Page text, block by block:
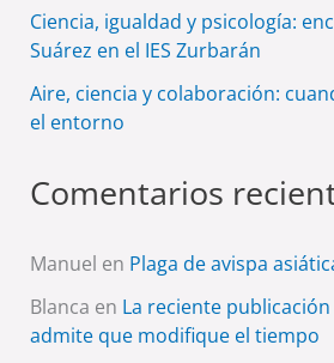
Ciencia, igualdad y psicología:
Suárez en el IES Zurbarán
Aire, ciencia y colaboración:
el entorno
Comentarios
Manuel en Plaga de avispa
Blanca en La reciente publicación
admite que modifique el tiempo